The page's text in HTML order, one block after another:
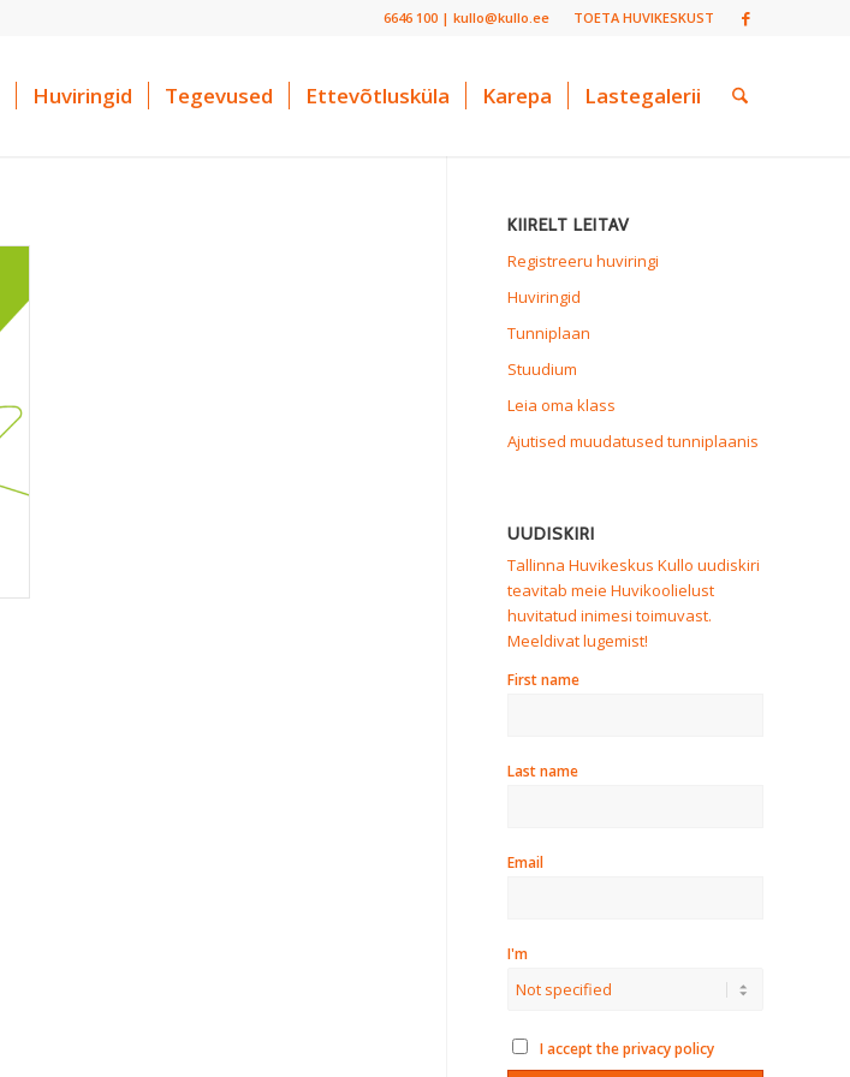
TOETA HUVIKESKUST
6646 100 | kullo@kullo.ee
Huviringid Tegevused Ettevõtlusküla Karepa Lastegalerii
KIIRELT LEITAV
Registreeru huviringi
Huviringid
Tunniplaan
Stuudium
Leia oma klass
Ajutised muudatused tunniplaanis
UUDISKIRI
Tallinna Huvikeskus Kullo uudiskiri
teavitab meie Huvikoolielust
huvitatud inimesi toimuvast.
Meeldivat lugemist!
First name
Last name
Email
I'm
I accept the privacy policy